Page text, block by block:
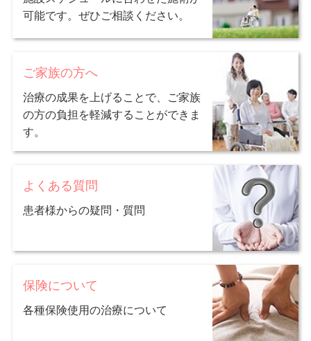
可能です。ぜひご相談ください。
ご家族の方へ
治療の成果を上げることで、ご家族
の方の負担を軽減することができま
す。
よくある質問
患者様からの疑問・質問
保険について
各種保険使用の治療について
神戸すみれ治療院では訪問看護・リハビリデイサービスなどの事
業を並行しておこなっておりますので、訪問看護に関するご相談
を頂いたり各種サービスをスムーズに受けていただくことが出来
ます。
7